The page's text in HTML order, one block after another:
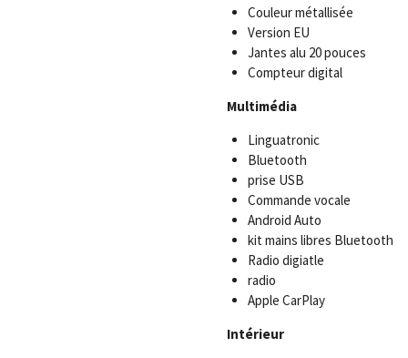
Couleur métallisée
Version EU
Jantes alu 20 pouces
Compteur digital
Multimédia
Linguatronic
Bluetooth
prise USB
Commande vocale
Android Auto
kit mains libres Bluetooth
Radio digiatle
radio
Apple CarPlay
Intérieur